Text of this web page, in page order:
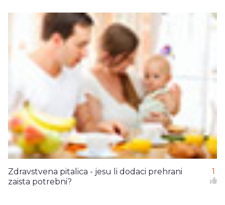
Zdravstvena pitalica - jesu li dodaci prehrani
zaista potrebni?
1